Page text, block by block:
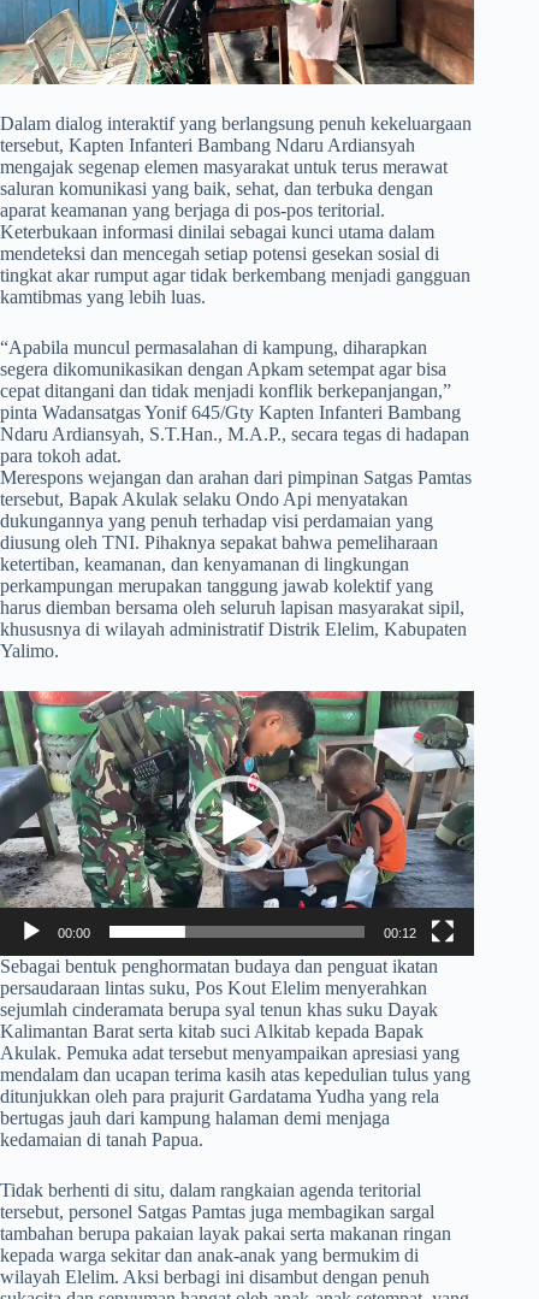
​Dalam dialog interaktif yang berlangsung penuh kekeluargaan
tersebut, Kapten Infanteri Bambang Ndaru Ardiansyah
mengajak segenap elemen masyarakat untuk terus merawat
saluran komunikasi yang baik, sehat, dan terbuka dengan
aparat keamanan yang berjaga di pos-pos teritorial.
Keterbukaan informasi dinilai sebagai kunci utama dalam
mendeteksi dan mencegah setiap potensi gesekan sosial di
tingkat akar rumput agar tidak berkembang menjadi gangguan
kamtibmas yang lebih luas.
​“Apabila muncul permasalahan di kampung, diharapkan
segera dikomunikasikan dengan Apkam setempat agar bisa
cepat ditangani dan tidak menjadi konflik berkepanjangan,”
pinta Wadansatgas Yonif 645/Gty Kapten Infanteri Bambang
Ndaru Ardiansyah, S.T.Han., M.A.P., secara tegas di hadapan
para tokoh adat.
Merespons wejangan dan arahan dari pimpinan Satgas Pamtas
tersebut, Bapak Akulak selaku Ondo Api menyatakan
dukungannya yang penuh terhadap visi perdamaian yang
diusung oleh TNI. Pihaknya sepakat bahwa pemeliharaan
ketertiban, keamanan, dan kenyamanan di lingkungan
perkampungan merupakan tanggung jawab kolektif yang
harus diemban bersama oleh seluruh lapisan masyarakat sipil,
khususnya di wilayah administratif Distrik Elelim, Kabupaten
Yalimo.
Pemutar
Video
00:00 00:12
​Sebagai bentuk penghormatan budaya dan penguat ikatan
persaudaraan lintas suku, Pos Kout Elelim menyerahkan
sejumlah cinderamata berupa syal tenun khas suku Dayak
Kalimantan Barat serta kitab suci Alkitab kepada Bapak
Akulak. Pemuka adat tersebut menyampaikan apresiasi yang
mendalam dan ucapan terima kasih atas kepedulian tulus yang
ditunjukkan oleh para prajurit Gardatama Yudha yang rela
bertugas jauh dari kampung halaman demi menjaga
kedamaian di tanah Papua.
​Tidak berhenti di situ, dalam rangkaian agenda teritorial
tersebut, personel Satgas Pamtas juga membagikan sargal
tambahan berupa pakaian layak pakai serta makanan ringan
kepada warga sekitar dan anak-anak yang bermukim di
wilayah Elelim. Aksi berbagi ini disambut dengan penuh